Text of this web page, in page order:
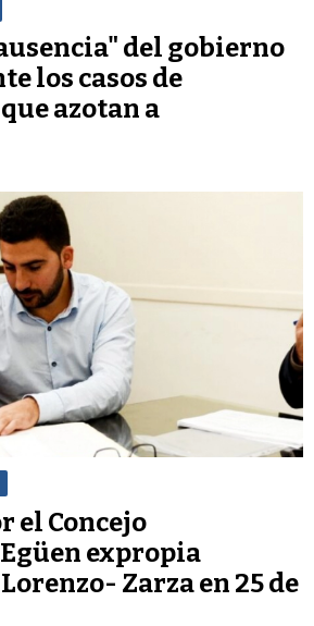
del gobierno
los casos de
azotan a
el Concejo
expropia
Zarza en 25 de